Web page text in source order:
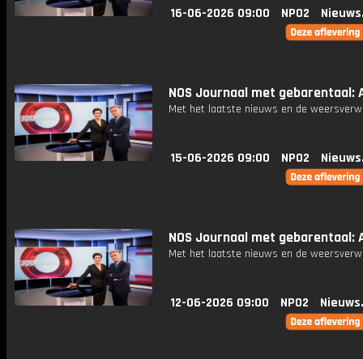
16-06-2026 09:00 NPO2
NOS Journaal met gebarentaal:
Met het laatste nieuws en de
15-06-2026 09:00 NPO2
NOS Journaal met gebarentaal:
Met het laatste nieuws en de
12-06-2026 09:00 NPO2